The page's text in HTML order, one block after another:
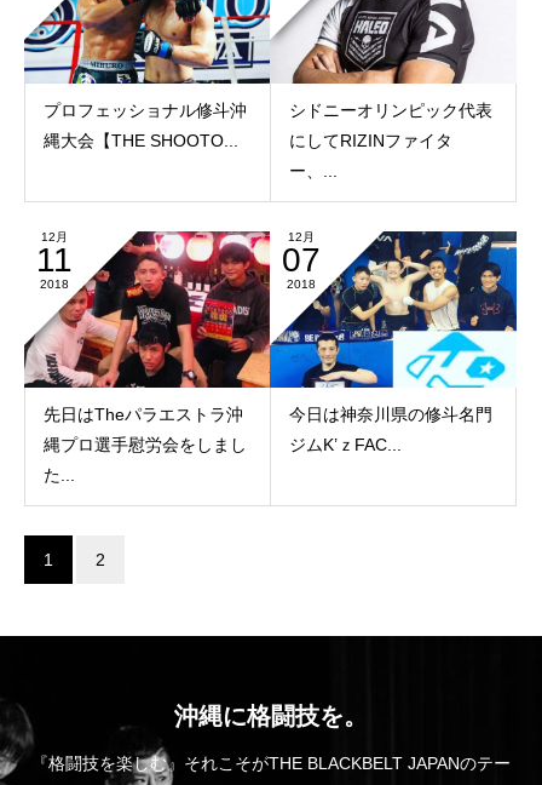
プロフェッショナル修斗沖
縄大会【THE SHOOTO...
シドニーオリンピック代表
にしてRIZINファイタ
ー、...
12月
11
2018
先日はTheパラエストラ沖
縄プロ選手慰労会をしまし
た...
12月
07
2018
今日は神奈川県の修斗名門
ジムK’ｚFAC...
1 2
沖縄に格闘技を。
『格闘技を楽しむ』それこそがTHE BLACKBELT JAPANのテー